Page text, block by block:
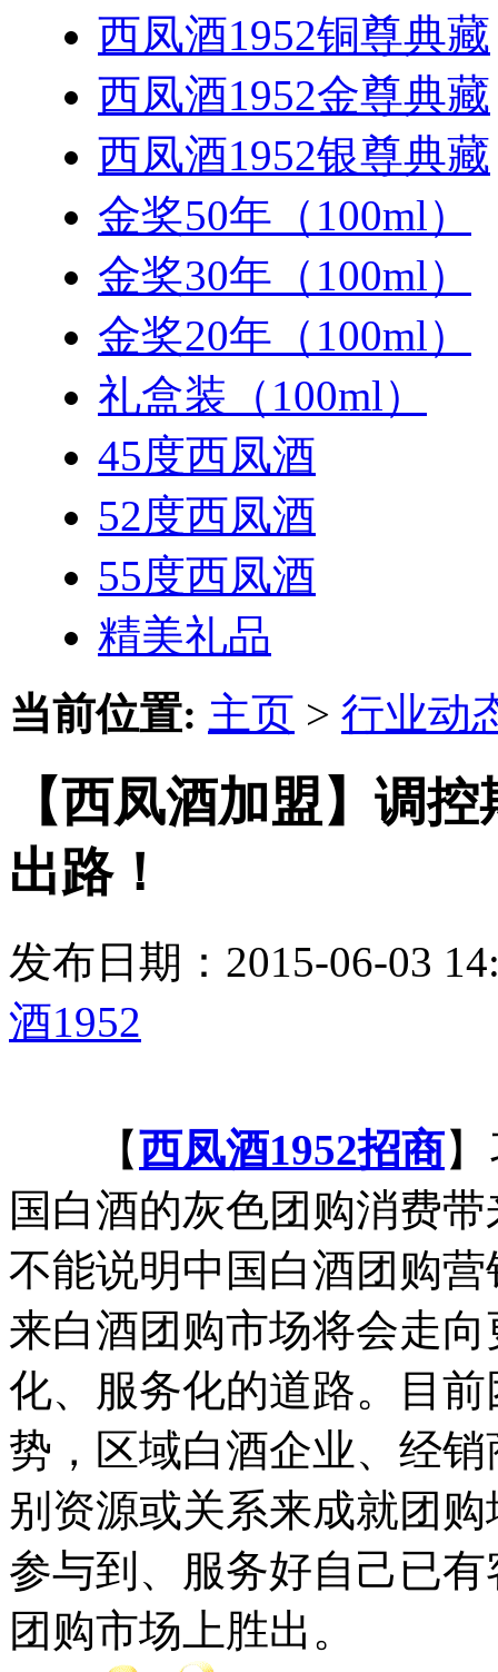
西凤酒1952铜尊典藏
西凤酒1952金尊典藏
西凤酒1952银尊典藏
金奖50年（100ml）
金奖30年（100ml）
金奖20年（100ml）
礼盒装（100ml）
45度西凤酒
52度西凤酒
55度西凤酒
精美礼品
当前位置: 主页 > 行业动
【西凤酒加盟】调
出路！
发布日期：2015-06-03
酒1952
【西凤酒1952招商
国白酒的灰色团购消费
不能说明中国白酒团购
来白酒团购市场将会走
化、服务化的道路。目
势，区域白酒企业、经
别资源或关系来成就团
参与到、服务好自己已
团购市场上胜出。